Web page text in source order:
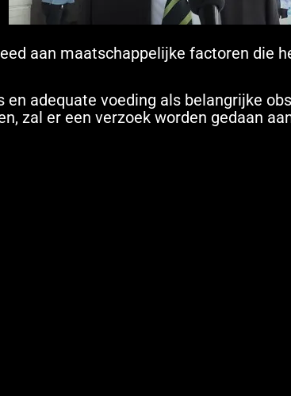
aan maatschappelijke factoren die
adequate voeding als belangrijke
zal er een verzoek worden gedaan